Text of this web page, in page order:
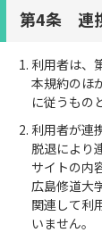
第4条 連
利用者は、
本規約のほ
に従うもの
利用者が連
脱退により
サイトの内
広島修道大
関連して利
いません。